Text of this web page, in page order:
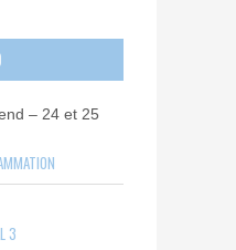
– 24 et 25
3